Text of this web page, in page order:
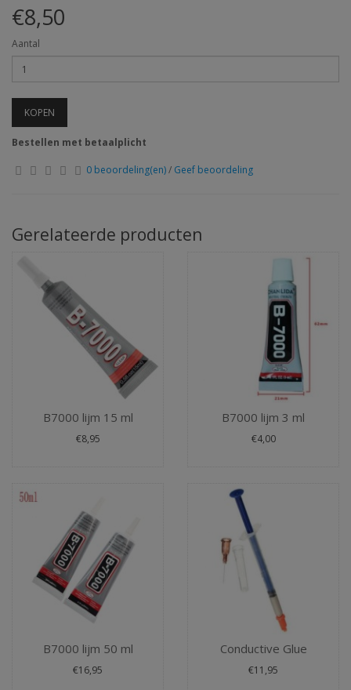
€8,50
Aantal
KOPEN
Bestellen met betaalplicht
0 beoordeling(en)/ Geef beoordeling
Gerelateerde producten
B7000 lijm 15 ml
€8,95
B7000 lijm 3 ml
€4,00
B7000 lijm 50 ml
€16,95
Conductive Glue
€11,95